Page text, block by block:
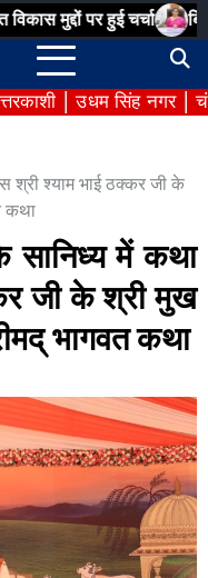
हुई चर्चा बिना अनुमति
उधम सिंह नगर
श्री श्याम भाई ठक्कर जी के
कथा
सानिध्य में कथा
जी के श्री मुख
भागवत कथा